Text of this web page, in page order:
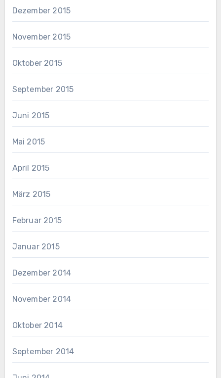
Dezember 2015
November 2015
Oktober 2015
September 2015
Juni 2015
Mai 2015
April 2015
März 2015
Februar 2015
Januar 2015
Dezember 2014
November 2014
Oktober 2014
September 2014